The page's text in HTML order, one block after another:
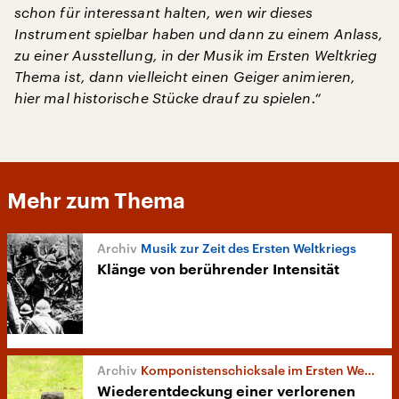
schon für interessant halten, wen wir dieses
Instrument spielbar haben und dann zu einem Anlass,
zu einer Ausstellung, in der Musik im Ersten Weltkrieg
Thema ist, dann vielleicht einen Geiger animieren,
hier mal historische Stücke drauf zu spielen.“
Mehr zum Thema
Musik zur Zeit des Ersten Weltkriegs
Klänge von berührender Intensität
Komponistenschicksale im Ersten Weltkrieg
Wiederentdeckung einer verlorenen